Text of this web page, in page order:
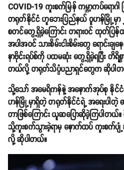
COVID-19 ကူးစက်မြန် ကမ္ဘာ့ကပ်ရောဂ
တရုတ်နိုင်ငံ ဟူဘေးပြည်နယ် ဝူဟန်မြို့မှာ
စတင်တွေ့ရှိခဲ့ကြောင်း တရားဝင် ထုတ်ပြန်
အပါအဝင် သားစိမ်းငါးစိမ်းတွေ ရောင်း
နာဗိုင်းရပ်စ်ကို ပထမဆုံး တွေ့ရှိခဲ့ရပြီး တိ
တယ်လို့ တရုတ်သိပ္ပံပညာရှင်တွေက ဆိုပါ
သို့သော် အမေရိကန်နဲ့ အနောက်အုပ်စု နိုင်ငံ
ဟန်မြို့မှာရှိတဲ့ တရုတ်နိုင်ငံရဲ့ အရေးပါတဲ့
တာဖြစ်ကြောင်း ယူဆပြောဆိုခဲ့ကြပါတယ်
သို့ကူးစက်သွားခဲ့ရာမှ နောက်ထပ် ကူးစက်
လို့ ဆိုပါတယ်။